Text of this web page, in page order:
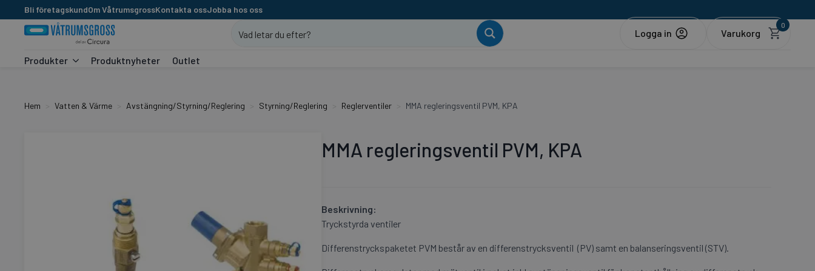
Bli företagskundOm VåtrumsgrossKontakta ossJobba hos oss
Logga in
0
Produkter Produktnyheter Outlet
Hem Vatten & Värme Avstängning/Styrning/Reglering Styrning/Reglering Reglerventiler MMA regleringsventil PVM, KPA
MMA regleringsventil PVM, KPA
Beskrivning:
Tryckstyrda ventiler
Differenstryckspaketet PVM består av en differenstrycksventil (PV) samt en balanseringsventil (STV).